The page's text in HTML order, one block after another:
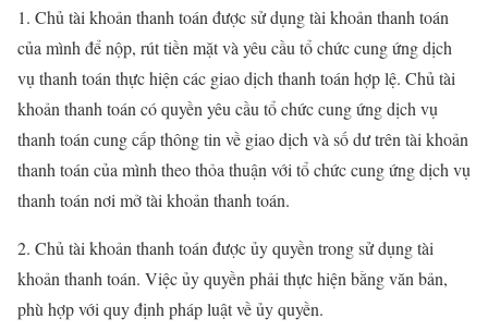
1. Chủ tài khoản thanh toán được sử dụng tài khoản thanh toán
của mình để nộp, rút tiền mặt và yêu cầu tổ chức cung ứng dịch
vụ thanh toán thực hiện các giao dịch thanh toán hợp lệ. Chủ tài
khoản thanh toán có quyền yêu cầu tổ chức cung ứng dịch vụ
thanh toán cung cấp thông tin về giao dịch và số dư trên tài khoản
thanh toán của mình theo thỏa thuận với tổ chức cung ứng dịch vụ
thanh toán nơi mở tài khoản thanh toán.
2. Chủ tài khoản thanh toán được ủy quyền trong sử dụng tài
khoản thanh toán. Việc ủy quyền phải thực hiện bằng văn bản,
phù hợp với quy định pháp luật về ủy quyền.